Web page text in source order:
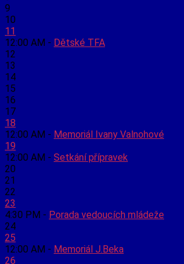
9
10
11
12:00 AM - Dětské TFA
12
13
14
15
16
17
18
12:00 AM - Memoriál Ivany Valnohové
19
12:00 AM - Setkání přípravek
20
21
22
23
4:30 PM - Porada vedoucích mládeže
24
25
12:00 AM - Memoriál J.Beka
26